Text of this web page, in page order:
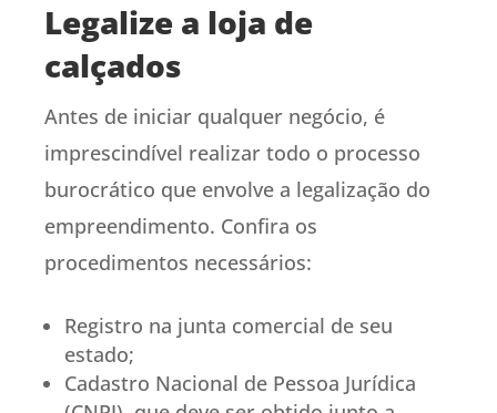
Legalize a loja de
calçados
Antes de iniciar qualquer negócio, é
imprescindível realizar todo o processo
burocrático que envolve a legalização do
empreendimento. Confira os
procedimentos necessários:
Registro na junta comercial de seu
estado;
Cadastro Nacional de Pessoa Jurídica